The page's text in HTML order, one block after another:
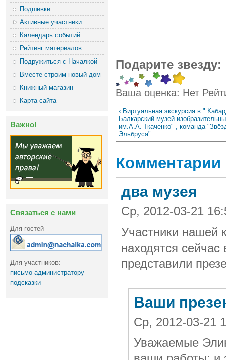
Подшивки
Активные участники
Календарь событий
Рейтинг материалов
Подружиться с Началкой
Вместе строим новый дом
Книжный магазин
Карта сайта
Важно!
Связаться с нами
Для гостей
Для участников:
письмо администратору
подсказки
Подарите звезду:
Ваша оценка: Нет
‹ Виртуальная экскурсия в "
Балкарский музей
им.А.А. Ткаченко" , команда
Эльбруса"
Комментарии
два музея
Ср, 2012-03-21
Участники нашей
находятся
представили
Ваши
Ср, 2012-03-21
Уважаемые